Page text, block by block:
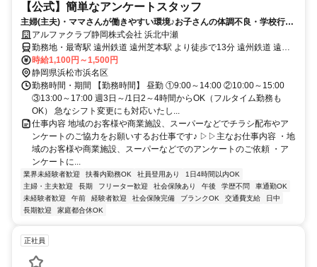
【公式】簡単なアンケートスタッフ
主婦(主夫)・ママさんが働きやすい環境♪お子さんの体調不良・学校行事
《急なお休みも電話1本でOK！》
アルファクラブ静岡株式会社 浜北中瀬
勤務地・最寄駅 遠州鉄道 遠州芝本駅 より徒歩で13分 遠州鉄道 遠州
岩水寺駅 から車で6分
時給1,100円～1,500円
静岡県浜松市浜名区
勤務時間・期間 【勤務時間】 昼勤 ①9:00～14:00 ②10:00～15:00
③13:00～17:00 週3日～/1日2～4時間からOK（フルタイム勤務も
OK） 急なシフト変更にも対応いたし...
仕事内容 地域のお客様や商業施設、スーパーなどでチラシ配布やア
ンケートのご協力をお願いするお仕事です♪ ▷▷主なお仕事内容 ・地
域のお客様や商業施設、スーパーなどでのアンケートのご依頼 ・ア
ンケートに...
業界未経験者歓迎 扶養内勤務OK 社員登用あり
1日4時間以内OK
主婦・主夫歓迎
長期 フリーター歓迎 社会保険あり 午後 学歴不問
車通勤OK
未経験者歓迎
午前 経験者歓迎 社会保険完備 ブランクOK 交通費支給
日中
長期歓迎
家庭都合休OK
正社員